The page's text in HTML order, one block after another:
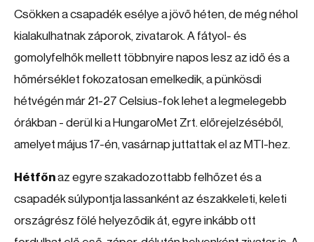
Csökken a csapadék esélye a jövő héten, de még néhol
kialakulhatnak záporok, zivatarok. A fátyol- és
gomolyfelhők mellett többnyire napos lesz az idő és a
hőmérséklet fokozatosan emelkedik, a pünkösdi
hétvégén már 21-27 Celsius-fok lehet a legmelegebb
órákban - derül ki a HungaroMet Zrt. előrejelzéséből,
amelyet május 17-én, vasárnap juttattak el az MTI-hez.
Hétfőnaz egyre szakadozottabb felhőzet és a
csapadék súlypontja lassanként az északkeleti, keleti
országrész fölé helyeződik át, egyre inkább ott